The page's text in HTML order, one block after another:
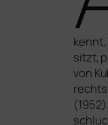
kennt,
sitzt,
von